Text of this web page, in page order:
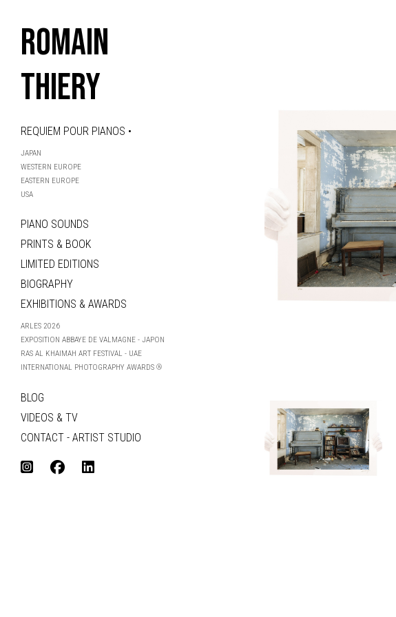
ROMAIN
THIERY
REQUIEM POUR PIANOS •
JAPAN
WESTERN EUROPE
EASTERN EUROPE
USA
PIANO SOUNDS
PRINTS & BOOK
LIMITED EDITIONS
BIOGRAPHY
EXHIBITIONS & AWARDS
ARLES 2026
EXPOSITION ABBAYE DE VALMAGNE - JAPON
RAS AL KHAIMAH ART FESTIVAL - UAE
INTERNATIONAL PHOTOGRAPHY AWARDS ®
BLOG
VIDEOS & TV
CONTACT - ARTIST STUDIO